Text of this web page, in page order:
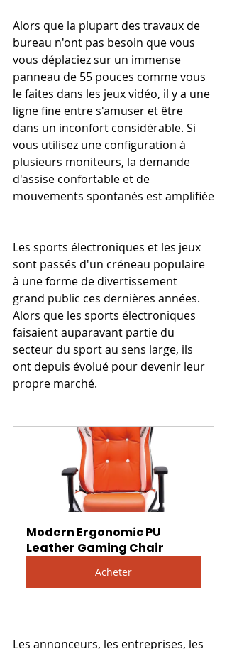
Alors que la plupart des travaux de
bureau n'ont pas besoin que vous
vous déplaciez sur un immense
panneau de 55 pouces comme vous
le faites dans les jeux vidéo, il y a une
ligne fine entre s'amuser et être
dans un inconfort considérable. Si
vous utilisez une configuration à
plusieurs moniteurs, la demande
d'assise confortable et de
mouvements spontanés est amplifiée
Les sports électroniques et les jeux
sont passés d'un créneau populaire
à une forme de divertissement
grand public ces dernières années.
Alors que les sports électroniques
faisaient auparavant partie du
secteur du sport au sens large, ils
ont depuis évolué pour devenir leur
propre marché.
Modern Ergonomic PU
Leather Gaming Chair
Acheter
Les annonceurs, les entreprises, les